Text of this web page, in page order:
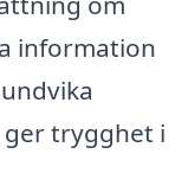
information
trygghet i